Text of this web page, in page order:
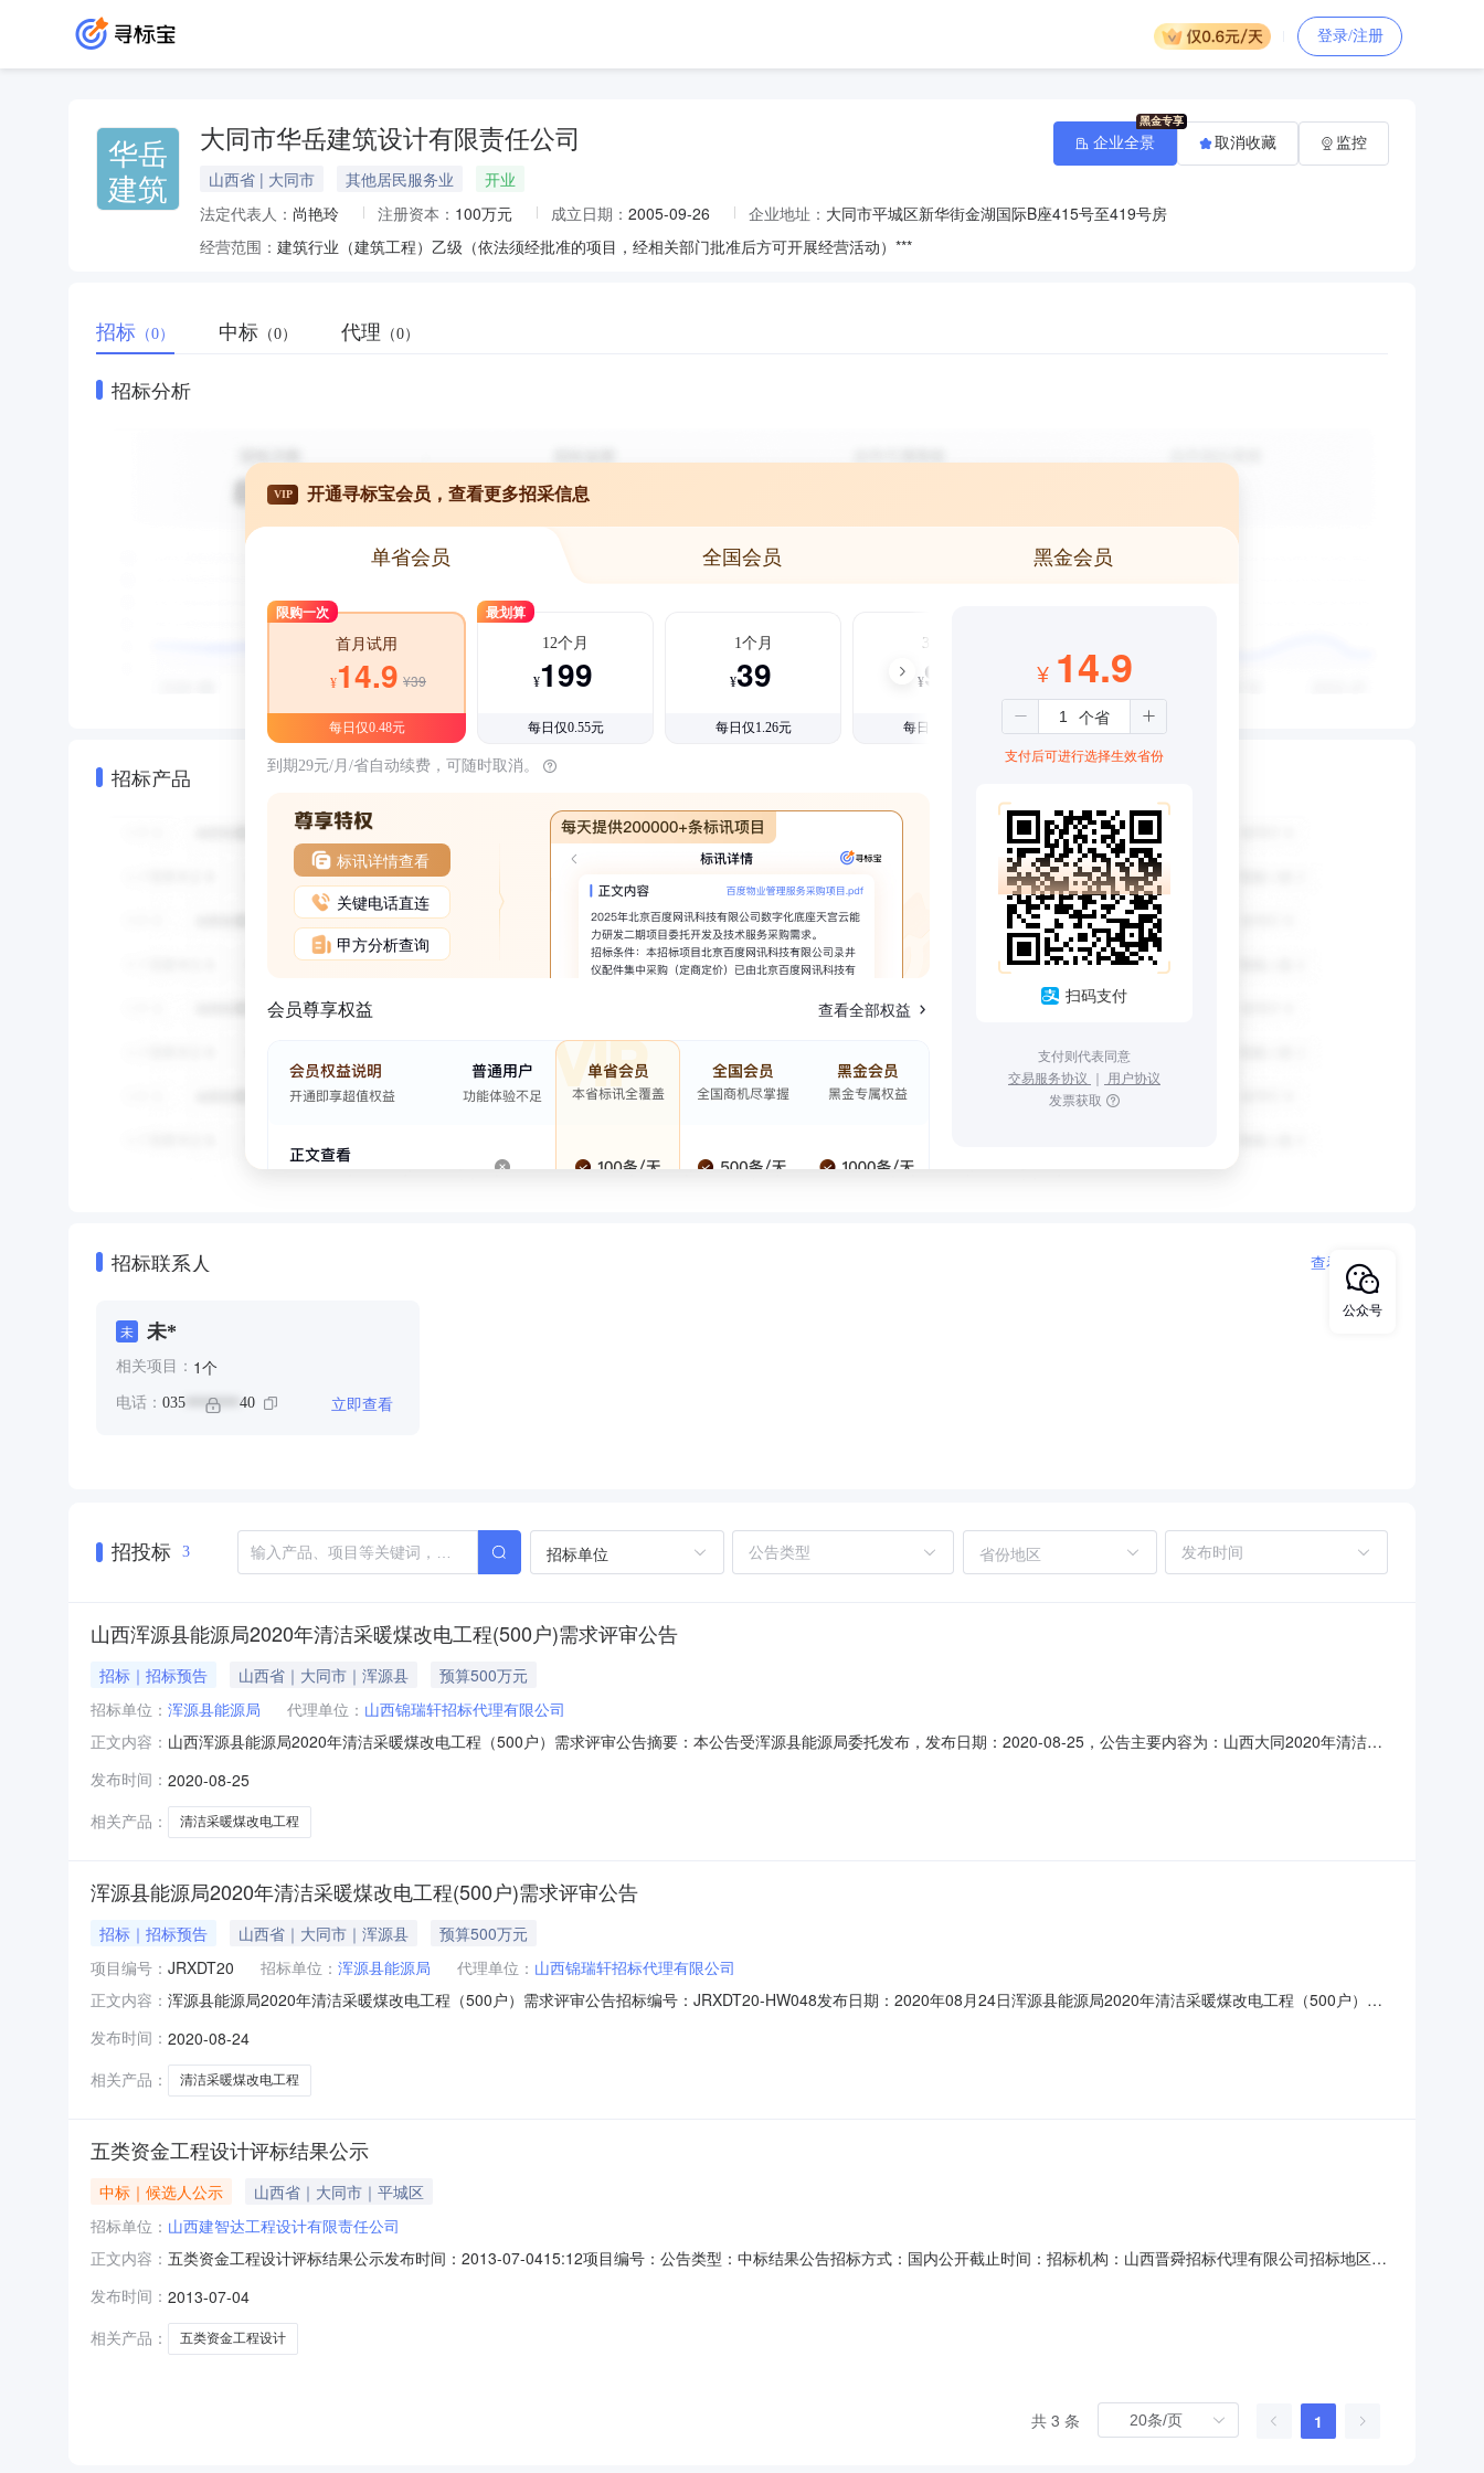
登录/注册
华岳
建筑
大同市华岳建筑设计有限责任公司
山西省 | 大同市 其他居民服务业
开业
法定代表人： 尚艳玲 注册资本： 100万元 成立日期： 2005-09-26 企业地址： 大同市平城区新华街金湖国际B座415号至419号房
经营范围： 建筑行业（建筑工程）乙级（依法须经批准的项目，经相关部门批准后方可开展经营活动）***
企业全景 取消收藏 监控
招标 （0） 中标 （0） 代理 （0）
招标分析
招标产品
VIP 开通寻标宝会员，查看更多招采信息
单省会员 全国会员 黑金会员
限购一次
首月试用
¥14.9 ¥39
每日仅0.48元
最划算
12个月
¥199
每日仅0.55元
1个月
¥39
每日仅1.26元
3个月
¥99
每日仅1.08元
到期29元/月/省自动续费，可随时取消。
标讯详情查看
关键电话直连
甲方分析查询
会员尊享权益 查看全部权益
¥ 14.9
支付后可进行选择生效省份
扫码支付
支付则代表同意
交易服务协议 ｜ 用户协议
发票获取
招标联系人 查看更多
未 未*
相关项目： 1个
电话： 035 ******* 40 立即查看
招投标 3 招标单位 省份地区
山西浑源县能源局2020年清洁采暖煤改电工程(500户)需求评审公告
招标｜招标预告 山西省｜大同市｜浑源县
预算500万元
招标单位： 浑源县能源局 代理单位： 山西锦瑞轩招标代理有限公司
正文内容： 山西浑源县能源局2020年清洁采暖煤改电工程（500户）需求评审公告摘要：本公告受浑源县能源局委托发布，发布日期：2020-08-25，公告主要内容为：山西大同2020年清洁采
因工作需要，拟对2020年清洁采暖煤改电工程(500户)项目进行采购，根据山西省财政厅《加强政府采购需求确定和履约验收管理办法》文件要求，我单位对该项目采购需求进行了
论证，并根据专家
发布时间： 2020-08-25
相关产品：
清洁采暖煤改电工程
浑源县能源局2020年清洁采暖煤改电工程(500户)需求评审公告
招标｜招标预告 山西省｜大同市｜浑源县
预算500万元
项目编号： JRXDT20 招标单位： 浑源县能源局 代理单位： 山西锦瑞轩招标代理有限公司
正文内容： 浑源县能源局2020年清洁采暖煤改电工程（500户）需求评审公告招标编号：JRXDT20-HW048发布日期：2020年08月24日浑源县能源局2020年清洁采暖煤改电工程（500户）需
管理办法》文件要求，我单位对该项目采购需求进行了论证，并根据专家意见修改完善了采购内容，现将有关情况公示如下：一、采购单位：浑源县能源局二、项目名称：浑源县能
源局202
发布时间： 2020-08-24
相关产品：
清洁采暖煤改电工程
五类资金工程设计评标结果公示
中标｜候选人公示
山西省｜大同市｜平城区
招标单位： 山西建智达工程设计有限责任公司
正文内容： 五类资金工程设计评标结果公示发布时间：2013-07-0415:12项目编号：公告类型：中标结果公告招标方式：国内公开截止时间：招标机构：山西晋舜招标代理有限公司招标地区：
方案核准号:无编号山西晋舜招标代理有限公司受大同煤矿集团轩岗煤电有限责任公司的委托，对其五类资金工程设计项目组织公开招标，评标工作现已结束，评标结果公示如下：
发布时间： 2013-07-04
相关产品：
五类资金工程设计
共 3 条 1
公众号